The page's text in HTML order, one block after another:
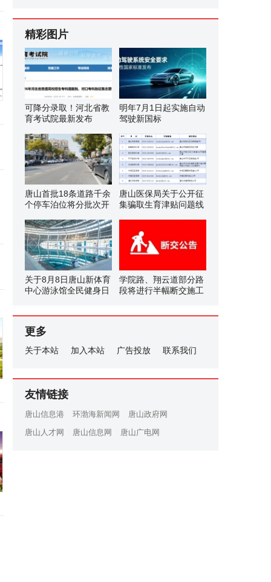
精彩图片
可降分录取！河北省教
育考试院最新发布
明年7月1日起实施自动
驾驶新国标
唐山首批18条道路千余
个停车泊位将分批次开
唐山医保局关于公开征
集骗取生育津贴问题线
关于8月8日唐山新体育
中心游泳馆全民健身日
学院路、翔云道部分路
段将进行半幅断交施工
更多
关于本站 加入本站 广告投放 联系我们
友情链接
唐山信息港 环渤海新闻网
唐山政府网
唐山人才网
唐山信息网 唐山广电网